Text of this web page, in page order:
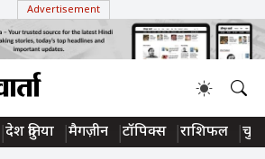
Advertisement
देश दुनिया मैगज़ीन टॉपिक्स राशिफल